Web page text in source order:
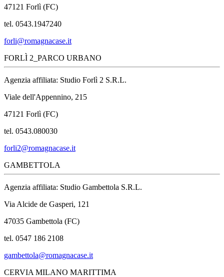
47121 Forlì (FC)
tel. 0543.1947240
forli@romagnacase.it
FORLÌ 2_PARCO URBANO
Agenzia affiliata: Studio Forlì 2 S.R.L.
Viale dell'Appennino, 215
47121 Forlì (FC)
tel. 0543.080030
forli2@romagnacase.it
GAMBETTOLA
Agenzia affiliata: Studio Gambettola S.R.L.
Via Alcide de Gasperi, 121
47035 Gambettola (FC)
tel. 0547 186 2108
gambettola@romagnacase.it
CERVIA MILANO MARITTIMA